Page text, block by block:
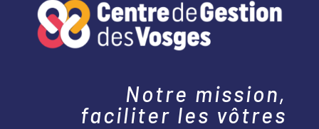
Notre mission,
faciliter les vôtres